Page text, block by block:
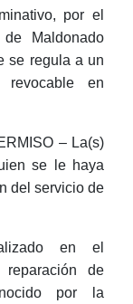
por el
Maldonado
se regula a un
en
– La(s)
se le haya
del servicio de
en el
reparación de
por la